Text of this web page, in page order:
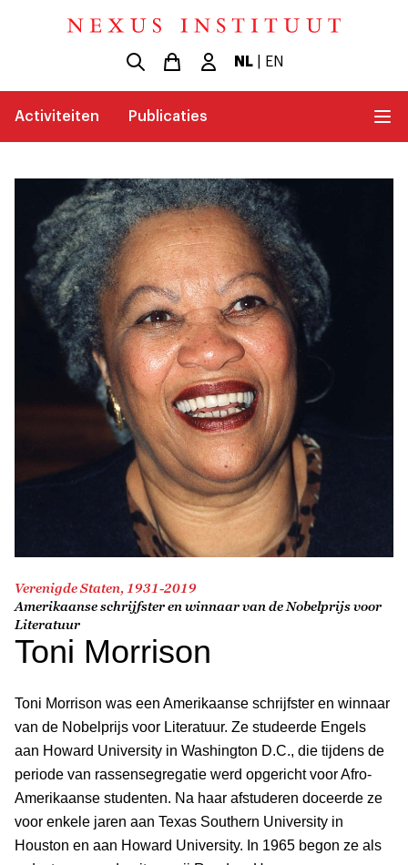
NL| EN
Activiteiten Publicaties
Verenigde Staten, 1931-2019
Amerikaanse schrijfster en winnaar van de Nobelprijs voor
Literatuur
Toni Morrison
Toni Morrison was een Amerikaanse schrijfster en winnaar
van de Nobelprijs voor Literatuur. Ze studeerde Engels
aan Howard University in Washington D.C., die tijdens de
periode van rassensegregatie werd opgericht voor Afro-
Amerikaanse studenten. Na haar afstuderen doceerde ze
voor enkele jaren aan Texas Southern University in
Houston en aan Howard University. In 1965 begon ze als